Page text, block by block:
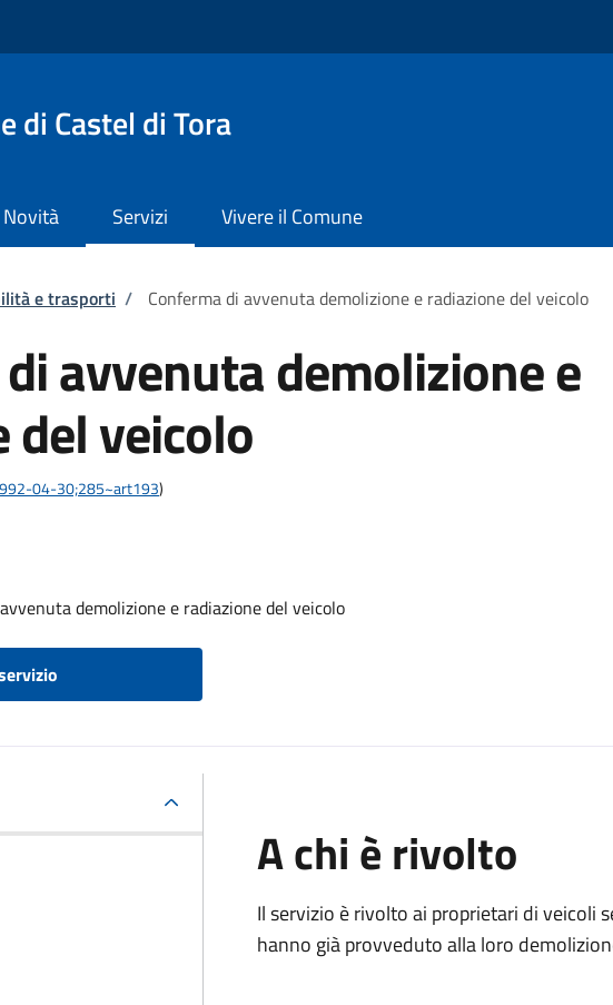
di Castel di Tora
Novità Servizi Vivere il Comune
e trasporti / Conferma di avvenuta demolizione e radiazione del veicolo
avvenuta demolizione e
del veicolo
04-30;285~art193)
demolizione e radiazione del veicolo
A chi è rivolto
Il servizio è rivolto ai proprietari di veicoli
hanno già provveduto alla loro